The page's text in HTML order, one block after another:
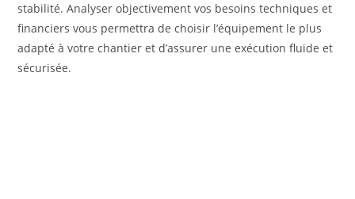
stabilité. Analyser objectivement vos besoins techniques et
financiers vous permettra de choisir l’équipement le plus
adapté à votre chantier et d’assurer une exécution fluide et
sécurisée.